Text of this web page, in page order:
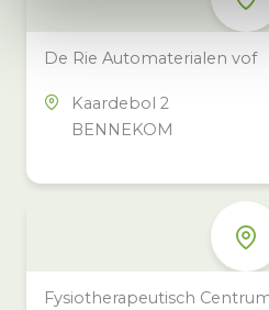
De Rie Automaterialen vof
Kaardebol 2
BENNEKOM
Fysiotherapeutisch